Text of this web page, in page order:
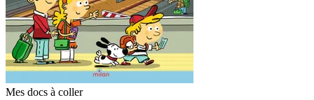
Mes docs à coller